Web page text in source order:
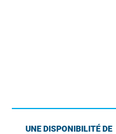
UNE DISPONIBILITÉ DE